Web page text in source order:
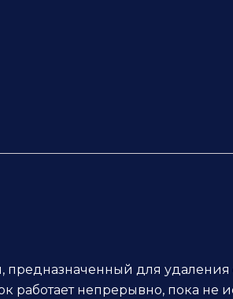
предназначенный для
непрерывно, пока не